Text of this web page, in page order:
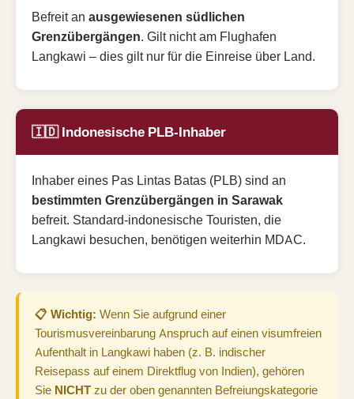
Befreit an ausgewiesenen südlichen
Grenzübergängen. Gilt nicht am Flughafen
Langkawi – dies gilt nur für die Einreise über Land.
🇮🇩 Indonesische PLB-Inhaber
Inhaber eines Pas Lintas Batas (PLB) sind an
bestimmten Grenzübergängen in Sarawak
befreit. Standard-indonesische Touristen, die
Langkawi besuchen, benötigen weiterhin MDAC.
📋 Wichtig: Wenn Sie aufgrund einer
Tourismusvereinbarung Anspruch auf einen visumfreien
Aufenthalt in Langkawi haben (z. B. indischer
Reisepass auf einem Direktflug von Indien), gehören
Sie NICHT zu der oben genannten Befreiungskategorie